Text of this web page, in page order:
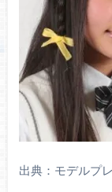
出典：モデルプ